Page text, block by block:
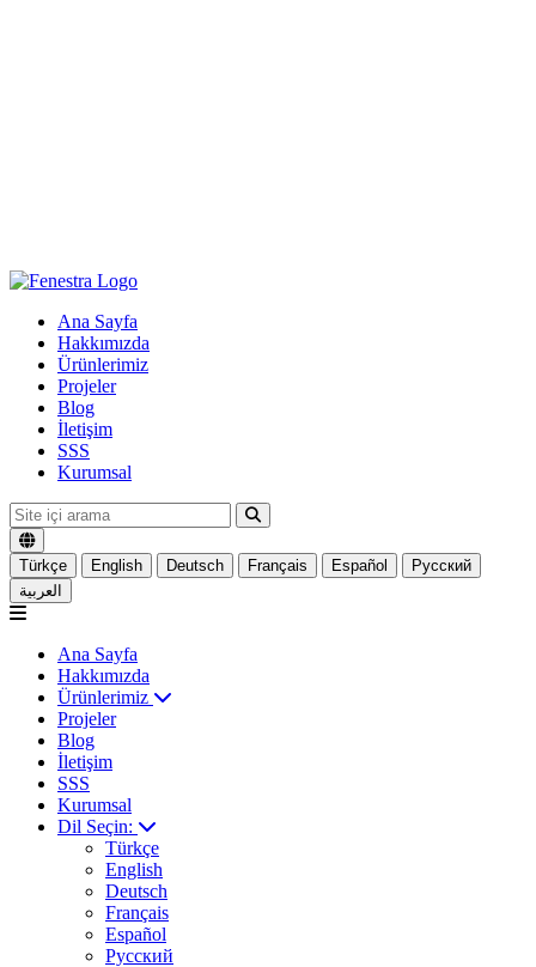
Ana Sayfa
Hakkımızda
Ürünlerimiz
Projeler
Blog
İletişim
SSS
Kurumsal
Türkçe English Deutsch Français Español
Русский
العربية
Ana Sayfa
Hakkımızda
Ürünlerimiz
Projeler
Blog
İletişim
SSS
Kurumsal
Dil Seçin:
Türkçe
English
Deutsch
Français
Español
Русский